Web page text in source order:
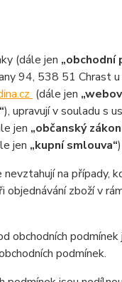
(dále jen „obchodní
94, 538 51 Chrast
(dále jen
), upravují v souladu s
jen „občanský
jen „kupní smlouva“
na případy,
objednávání zboží v
podmínek
podmínek.